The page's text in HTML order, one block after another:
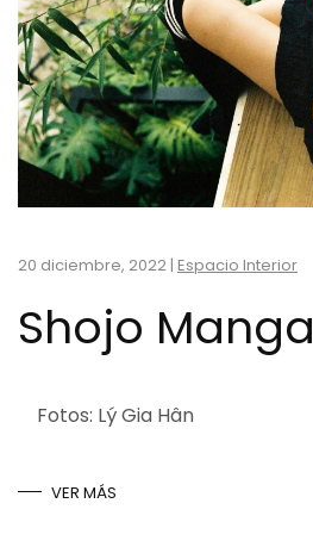
20 diciembre, 2022 | Espacio Interior
Shojo Manga
Fotos: Lý Gia Hân
VER MÁS